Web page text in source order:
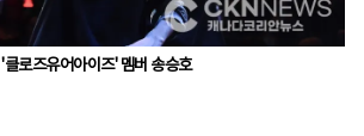
'클로즈유어아이즈' 멤버 송승호